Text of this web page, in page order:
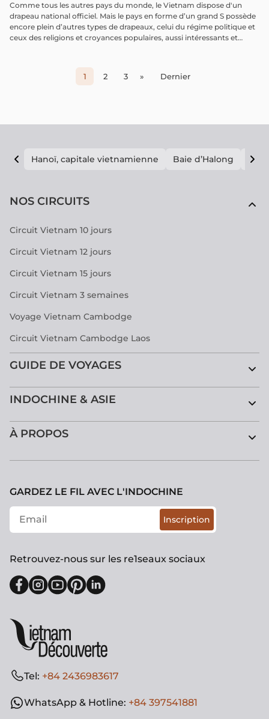
Comme tous les autres pays du monde, le Vietnam dispose d'un
drapeau national officiel. Mais le pays en forme d’un grand S possède
encore plein d’autres types de drapeaux, celui du régime politique et
ceux des religions et croyances populaires, aussi intéressants et
1 2 3 » Dernier
Hanoï, capitale vietnamienne Baie d’Halong E
NOS CIRCUITS
Circuit Vietnam 10 jours
Circuit Vietnam 12 jours
Circuit Vietnam 15 jours
Circuit Vietnam 3 semaines
Voyage Vietnam Cambodge
Circuit Vietnam Cambodge Laos
GUIDE DE VOYAGES
INDOCHINE & ASIE
À PROPOS
Tel: +84 2436983617
WhatsApp & Hotline: +84 397541881
GARDEZ LE FIL AVEC L'INDOCHINE
Inscription
Retrouvez-nous sur les re1seaux sociaux